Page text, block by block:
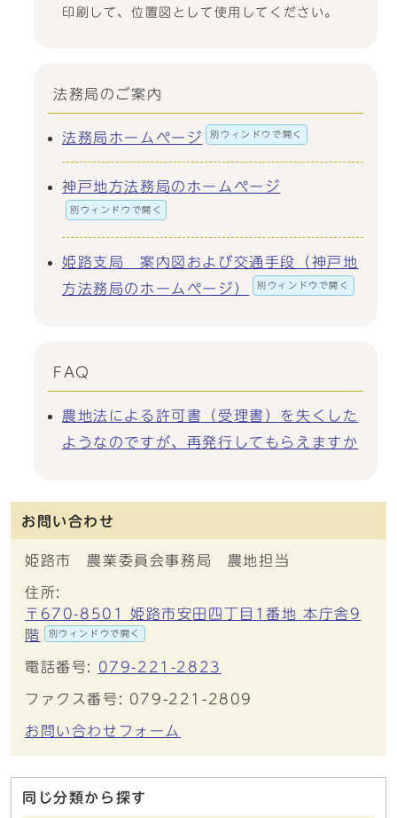
印刷して、位置図として使用してください。
法務局のご案内
法務局ホームページ 別ウィンドウで開く
神戸地方法務局のホームページ
別ウィンドウで開く
姫路支局 案内図および交通手段（神戸地
方法務局のホームページ）
別ウィンドウで開く
FAQ
農地法による許可書（受理書）を失くした
ようなのですが、再発行してもらえますか
お問い合わせ
姫路市 農業委員会事務局 農地担当
住所:
〒670-8501 姫路市安田四丁目1番地 本庁舎9
階
別ウィンドウで開く
電話番号: 079-221-2823
ファクス番号: 079-221-2809
お問い合わせフォーム
同じ分類から探す